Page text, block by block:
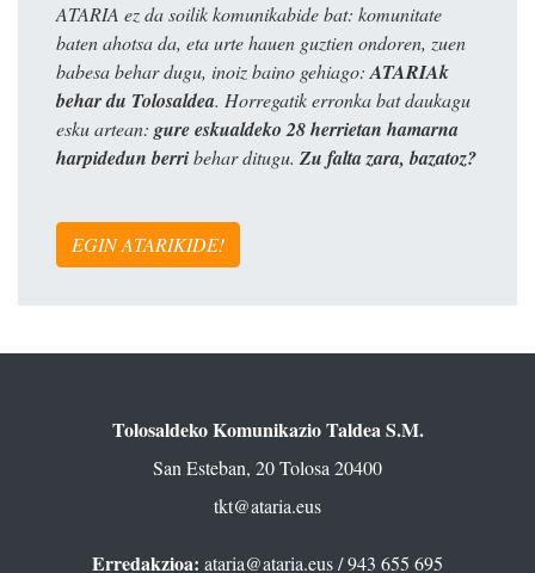
ATARIA ez da soilik komunikabide bat: komunitate
baten ahotsa da, eta urte hauen guztien ondoren, zuen
babesa behar dugu, inoiz baino gehiago:ATARIAk
behar du Tolosaldea. Horregatik erronka bat daukagu
esku artean: gure eskualdeko 28 herrietan hamarna
harpidedun berribehar ditugu. Zu falta zara, bazatoz?
EGIN ATARIKIDE!
Tolosaldeko Komunikazio Taldea S.M.
San Esteban, 20 Tolosa 20400
tkt@ataria.eus
Erredakzioa: ataria@ataria.eus/ 943 655 695